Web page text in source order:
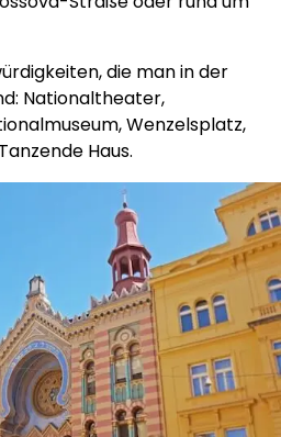
die man in der
Nationaltheater,
Wenzelsplatz,
Haus.